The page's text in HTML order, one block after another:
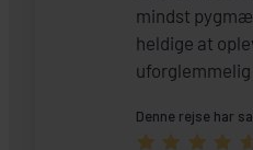
mindst
heldige at
Denne rejse har